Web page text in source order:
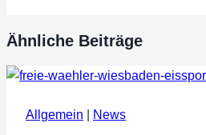
Ähnliche Beiträge
Allgemein News